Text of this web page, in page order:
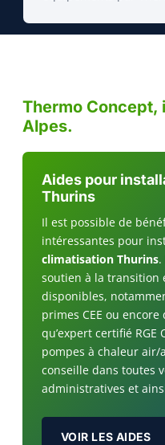
Thermo Concept,
Alpes.
Aides pour
Thurins
Il est possible de
intéressantes pour
climatisation Thurins
soutien à la transition
disponibles,
primes CEE ou
qu’expert certifié RGE
pompes à chaleur air/
conseille dans toutes
administratives et
VOIR LES AIDES